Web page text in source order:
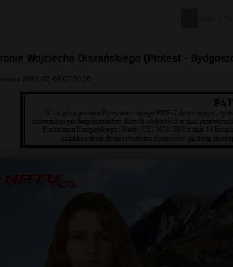
Wojciecha Olszańskiego (Protest -
2022-02-06 07:30:20